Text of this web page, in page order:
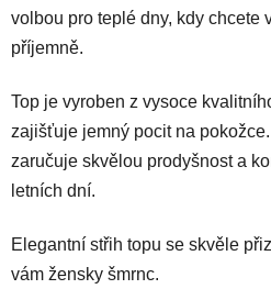
volbou pro teplé dny, kdy chcete
příjemně.
Top je vyroben z vysoce
zajišťuje jemný pocit na
zaručuje skvělou prodyšnost a
letních dní.
Elegantní střih topu se skvěle
vám žensky šmrnc.